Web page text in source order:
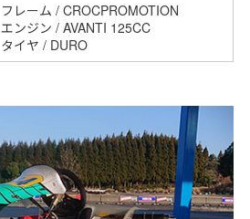
フレーム / CROCPROMOTION
エンジン / AVANTI 125CC
タイヤ / DURO